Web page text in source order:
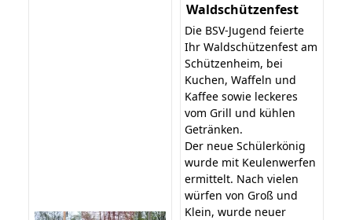
Waldschützenfest
Die BSV-Jugend feierte
Ihr Waldschützenfest am
Schützenheim, bei
Kuchen, Waffeln und
Kaffee sowie leckeres
vom Grill und kühlen
Getränken.
Der neue Schülerkönig
wurde mit Keulenwerfen
ermittelt. Nach vielen
würfen von Groß und
Klein, wurde neuer